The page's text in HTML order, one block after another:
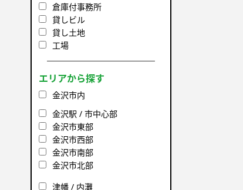
倉庫付事務所
貸しビル
貸し土地
工場
エリアから探す
金沢市内
金沢駅 / 市中心部
金沢市東部
金沢市西部
金沢市南部
金沢市北部
津幡 / 内灘